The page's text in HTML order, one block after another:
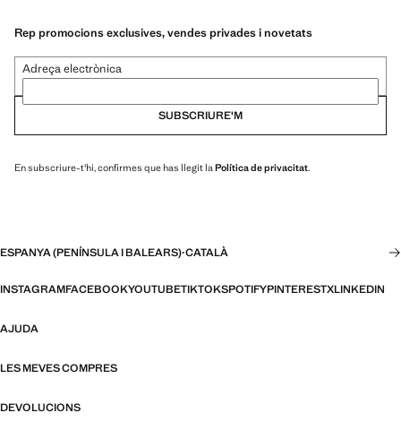
Rep promocions exclusives, vendes privades i novetats
Adreça electrònica
SUBSCRIURE'M
En subscriure-t'hi, confirmes que has llegit la Política de privacitat.
ESPANYA (PENÍNSULA I BALEARS)·CATALÀ
INSTAGRAMFACEBOOKYOUTUBETIKTOKSPOTIFYPINTERESTXLINKEDIN
AJUDA
LES MEVES COMPRES
DEVOLUCIONS